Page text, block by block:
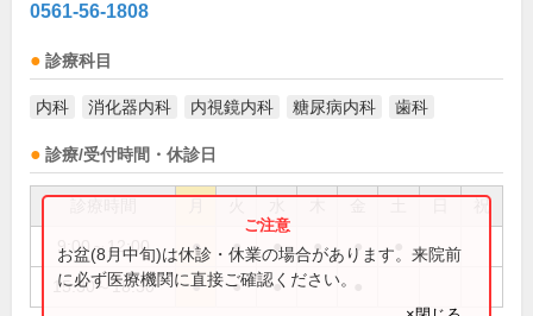
0561-56-1808
診療科目
内科 消化器内科 内視鏡内科 糖尿病内科 歯科
診療/受付時間・休診日
祝
9:00～12:00 ● ● ● ● ●
15:30～18:30 ● ● ●
お盆(8月中旬)は休診・休業の場合があります。来院前
に必ず医療機関に直接ご確認ください。